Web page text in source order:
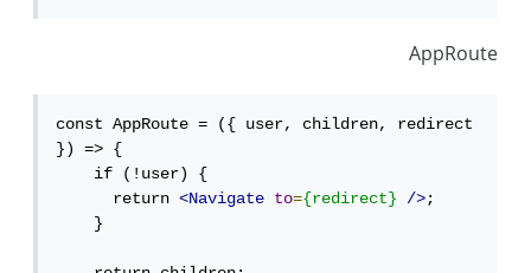
AppRoute
const AppRoute = ({ user, children, redirect
}) => {
    if (!user) {
      return
<Navigate to={redirect} />;
    }